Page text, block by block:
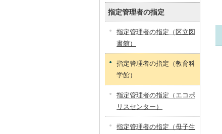
指定管理者の指定
指定管理者の指定（区立図
書館）
指定管理者の指定（教育科
学館）
指定管理者の指定（エコポ
リスセンター）
指定管理者の指定（母子生